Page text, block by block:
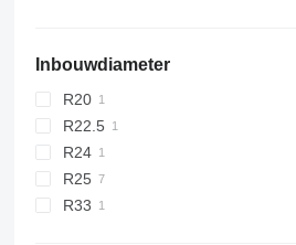
Inbouwdiameter
R20
R22.5
R24
R25
R33